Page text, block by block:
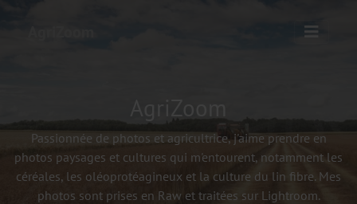
Passionnée de photos et agricultrice, j'aime prendre en
photos paysages et cultures qui m'entourent, notamment les
céréales, les oléoprotéagineux et la culture du lin fibre. Mes
photos sont prises en Raw et traitées sur Lightroom.